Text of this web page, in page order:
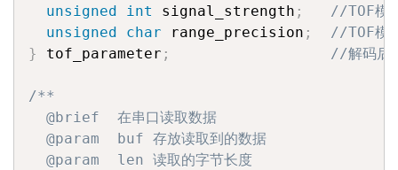
unsigned
int signal_strength ;
//TOF模
unsigned
char range_precision ;
//TOF模
}
tof_parameter ; //解码后
/**
  @brief  在串口读取数据
  @param  buf 存放读取到的数据
  @param  len 读取的字节长度